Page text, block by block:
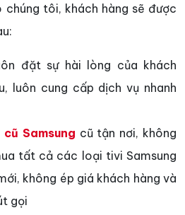
chúng tôi, khách hàng sẽ được
đặt sự hài lòng của khách
luôn cung cấp dịch vụ nhanh
Samsung cũ tận nơi, không
tất cả các loại tivi Samsung
không ép giá khách hàng và
gọi